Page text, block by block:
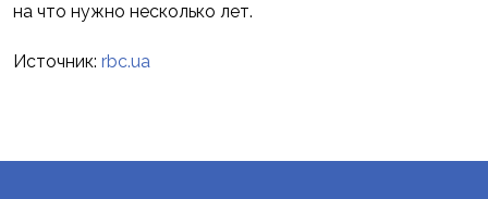
на что нужно несколько лет.
Источник: rbc.ua